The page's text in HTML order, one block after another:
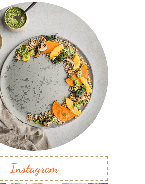
Instagram